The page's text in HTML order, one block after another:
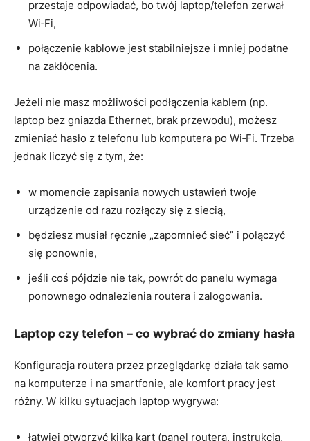
przestaje odpowiadać, bo twój laptop/telefon zerwał
Wi‑Fi,
połączenie kablowe jest stabilniejsze i mniej podatne
na zakłócenia.
Jeżeli nie masz możliwości podłączenia kablem (np.
laptop bez gniazda Ethernet, brak przewodu), możesz
zmieniać hasło z telefonu lub komputera po Wi‑Fi. Trzeba
jednak liczyć się z tym, że:
w momencie zapisania nowych ustawień twoje
urządzenie od razu rozłączy się z siecią,
będziesz musiał ręcznie „zapomnieć sieć” i połączyć
się ponownie,
jeśli coś pójdzie nie tak, powrót do panelu wymaga
ponownego odnalezienia routera i zalogowania.
Laptop czy telefon – co wybrać do zmiany hasła
Konfiguracja routera przez przeglądarkę działa tak samo
na komputerze i na smartfonie, ale komfort pracy jest
różny. W kilku sytuacjach laptop wygrywa:
łatwiej otworzyć kilka kart (panel routera, instrukcja,